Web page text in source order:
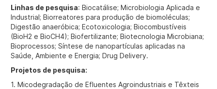
Linhas de pesquisa: Biocatálise; Microbiologia Aplicada e
Industrial; Biorreatores para produção de biomoléculas;
Digestão anaeróbica; Ecotoxicologia; Biocombustíveis
(BioH2 e BioCH4); Biofertilizante; Biotecnologia Microbiana;
Bioprocessos; Síntese de nanopartículas aplicadas na
Saúde, Ambiente e Energia; Drug Delivery.
Projetos de pesquisa:
1. Micodegradação de Efluentes Agroindustriais e Têxteis